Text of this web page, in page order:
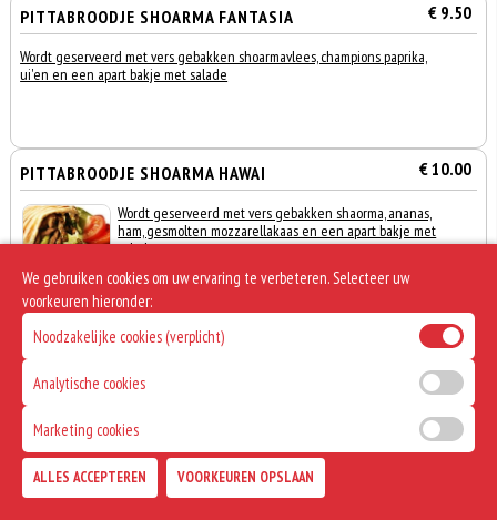
PITTABROODJE SHOARMA FANTASIA € 9.50
Wordt geserveerd met vers gebakken shoarmavlees, champions paprika,
ui'en en een apart bakje met salade
PITTABROODJE SHOARMA HAWAI € 10.00
Wordt geserveerd met vers gebakken shaorma, ananas,
ham, gesmolten mozzarellakaas en een apart bakje met
salade
TURKS BROODJE KIPDÖNER € 9.00
Wordt geserveerd met vers gebakken kipdoner en sla,
komkommer en tomaat
€ 0,00
We gebruiken cookies om uw ervaring te verbeteren. Selecteer uw
voorkeuren hieronder:
Noodzakelijke cookies (verplicht)
Analytische cookies
Marketing cookies
ALLES ACCEPTEREN VOORKEUREN OPSLAAN